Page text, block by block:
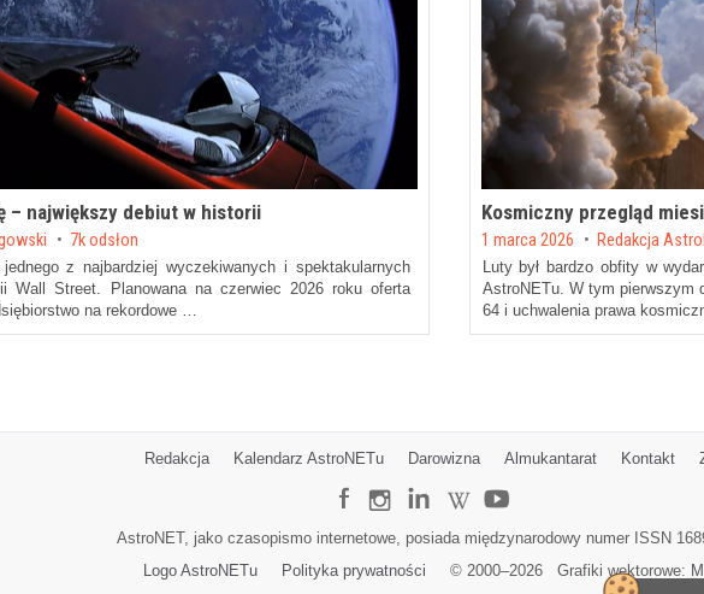
– największy debiut w historii
7k odsłon
z najbardziej wyczekiwanych i spektakularnych
Wall Street. Planowana na czerwiec 2026 roku oferta
na rekordowe …
Kosmiczny przegląd
Posted on
1 marca 2026 by Redakcja
Luty był bardzo obfity w
AstroNETu. W tym pierwszym
64 i uchwalenia prawa
Redakcja Kalendarz AstroNETu Darowizna Almukantarat Kontakt
AstroNET, jako czasopismo internetowe, posiada międzynarodowy numer ISSN
Logo AstroNETu
Polityka prywatności © 2000–2026 Grafiki wektorowe: